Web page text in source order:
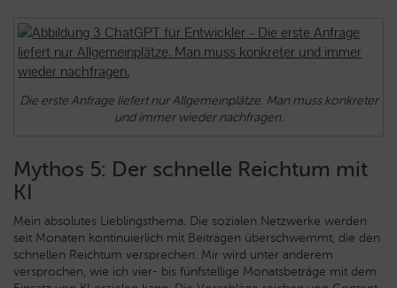
Die erste Anfrage liefert nur Allgemeinplätze. Man muss konkreter
und immer wieder nachfragen.
Mythos 5: Der schnelle Reichtum mit
KI
Mein absolutes Lieblingsthema. Die sozialen Netzwerke werden
seit Monaten kontinuierlich mit Beiträgen überschwemmt, die den
schnellen Reichtum versprechen. Mir wird unter anderem
versprochen, wie ich vier- bis fünfstellige Monatsbeträge mit dem